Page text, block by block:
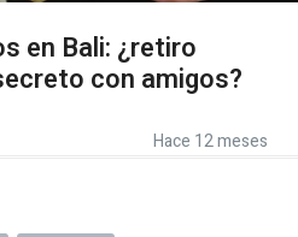
en Bali: ¿retiro
con amigos?
Hace 12 meses